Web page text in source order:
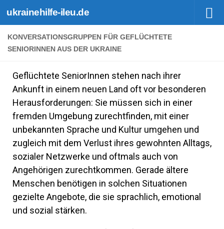
Zum Inhalt springen
ukrainehilfe-ileu.de
KONVERSATIONSGRUPPEN FÜR GEFLÜCHTETE
SENIORINNEN AUS DER UKRAINE
Geflüchtete SeniorInnen stehen nach ihrer
Ankunft in einem neuen Land oft vor besonderen
Herausforderungen: Sie müssen sich in einer
fremden Umgebung zurechtfinden, mit einer
unbekannten Sprache und Kultur umgehen und
zugleich mit dem Verlust ihres gewohnten Alltags,
sozialer Netzwerke und oftmals auch von
Angehörigen zurechtkommen. Gerade ältere
Menschen benötigen in solchen Situationen
gezielte Angebote, die sie sprachlich, emotional
und sozial stärken.